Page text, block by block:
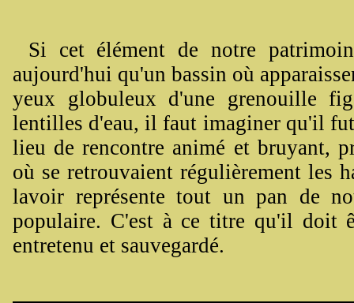
Si cet élément de notre
aujourd'hui qu'un bassin où
yeux globuleux d'une grenouille
lentilles d'eau, il faut imaginer qu'il
lieu de rencontre animé et bruyant,
où se retrouvaient régulièrement les
lavoir représente tout un pan de
populaire. C'est à ce titre qu'il doit
entretenu et sauvegardé.